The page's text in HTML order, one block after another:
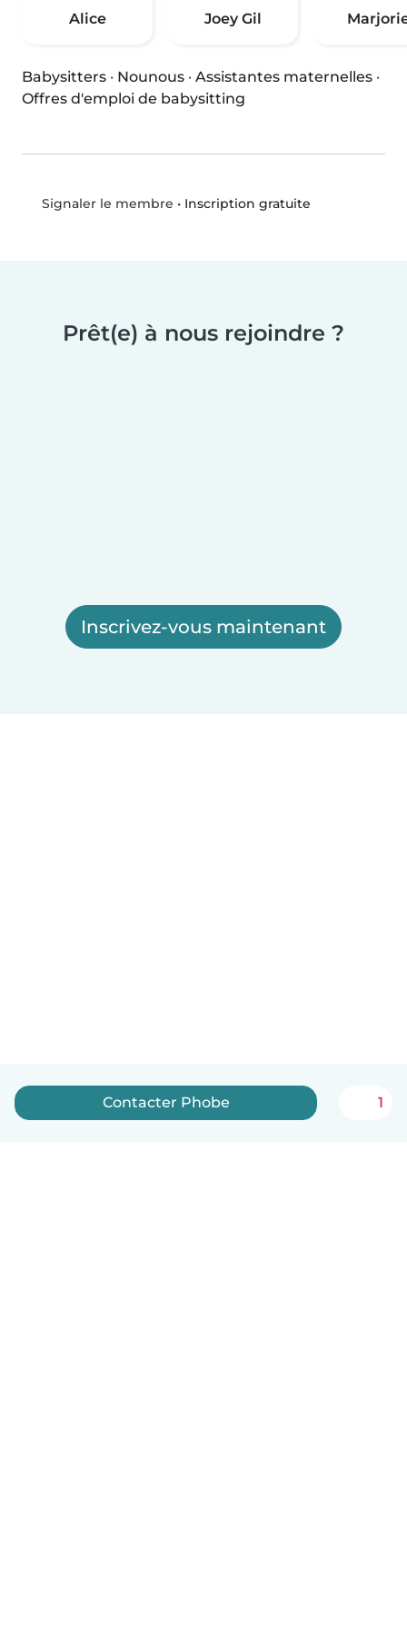
Alice Joey Gil
Babysitters · Nounous · Assistantes maternelles ·
Offres d'emploi de babysitting
Signaler le membre • Inscription gratuite
Prêt(e) à nous rejoindre ?
Inscrivez-vous maintenant
Contacter Phobe 1